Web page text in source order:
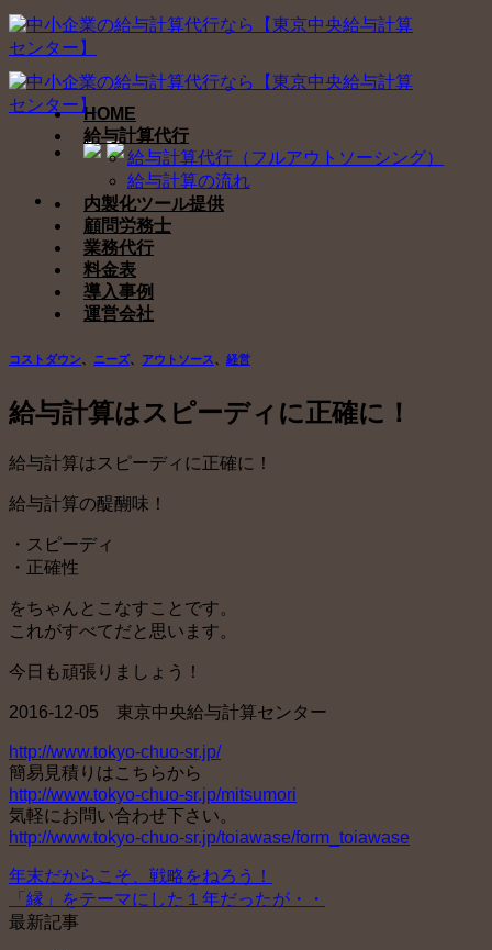
Skip
to
content
HOME
給与計算代行
給与計算代行（フルアウトソーシング）
給与計算の流れ
内製化ツール提供
顧問労務士
業務代行
料金表
導入事例
運営会社
コストダウン ニーズ、 アウトソース 経営
給与計算はスピーディに正確に！
給与計算はスピーディに正確に！
給与計算の醍醐味！
・スピーディ
・正確性
をちゃんとこなすことです。
これがすべてだと思います。
今日も頑張りましょう！
2016-12-05 東京中央給与計算センター
http://www.tokyo-chuo-sr.jp/
簡易見積りはこちらから
http://www.tokyo-chuo-sr.jp/mitsumori
気軽にお問い合わせ下さい。
http://www.tokyo-chuo-sr.jp/toiawase/form_toiawase
年末だからこそ、戦略をねろう！
「縁」をテーマにした１年だったが・・
最新記事